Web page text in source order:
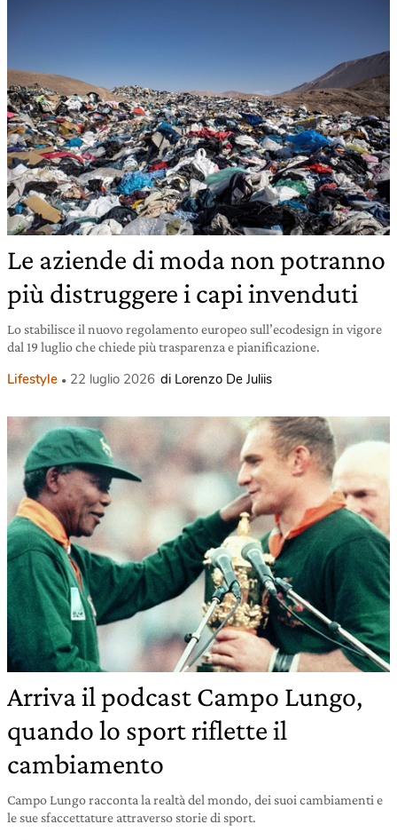
Le aziende di moda non potranno
più distruggere i capi invenduti
Lo stabilisce il nuovo regolamento europeo sull’ecodesign in vigore
dal 19 luglio che chiede più trasparenza e pianificazione.
Lifestyle 22 luglio 2026 di Lorenzo De Juliis
Arriva il podcast Campo Lungo,
quando lo sport riflette il
cambiamento
Campo Lungo racconta la realtà del mondo, dei suoi cambiamenti e
le sue sfaccettature attraverso storie di sport.